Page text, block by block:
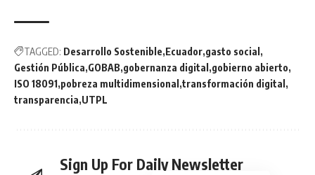
TAGGED: Desarrollo Sostenible Ecuador gasto social
Gestión Pública GOBAB gobernanza digital gobierno abierto
ISO 18091 pobreza multidimensional transformación digital
transparencia UTPL
Sign Up For Daily Newsletter